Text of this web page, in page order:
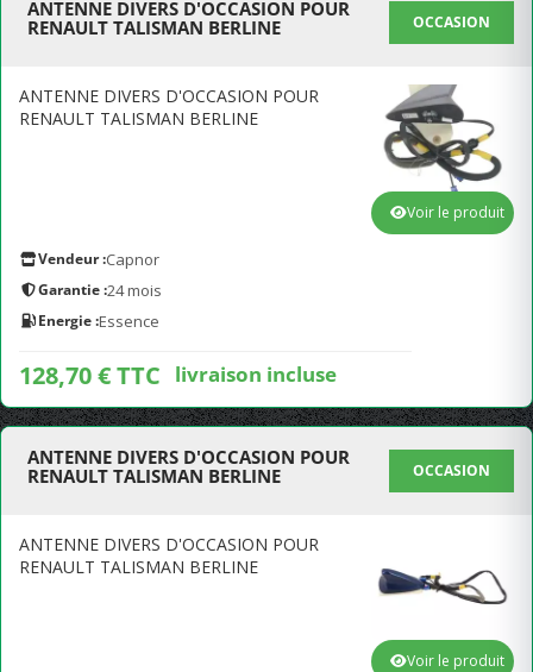
ANTENNE DIVERS D'OCCASION POUR
RENAULT TALISMAN BERLINE
OCCASION
ANTENNE DIVERS D'OCCASION POUR
RENAULT TALISMAN BERLINE
Vendeur :Capnor
Garantie :24 mois
Energie :Essence
128,70 € TTC livraison incluse
Voir le produit
ANTENNE DIVERS D'OCCASION POUR
RENAULT TALISMAN BERLINE
OCCASION
ANTENNE DIVERS D'OCCASION POUR
RENAULT TALISMAN BERLINE
Voir le produit